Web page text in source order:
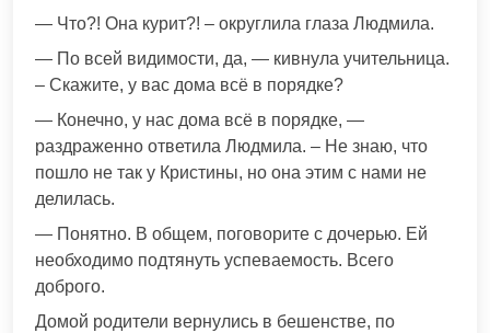
— Что?! Она курит?! – округлила глаза Людмила.
— По всей видимости, да, — кивнула учительница.
– Скажите, у вас дома всё в порядке?
— Конечно, у нас дома всё в порядке, —
раздраженно ответила Людмила. – Не знаю, что
пошло не так у Кристины, но она этим с нами не
делилась.
— Понятно. В общем, поговорите с дочерью. Ей
необходимо подтянуть успеваемость. Всего
доброго.
Домой родители вернулись в бешенстве, по